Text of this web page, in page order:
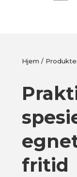
Hjem /
fritid